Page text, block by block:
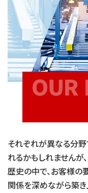
それぞれが異なる分野
れるかもしれませんが
歴史の中で、お客様の
関係を深めながら築き